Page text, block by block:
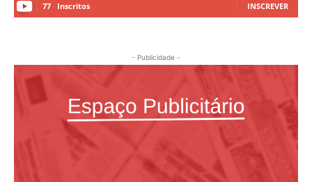
77 Inscritos INSCREVER
- Publicidade -